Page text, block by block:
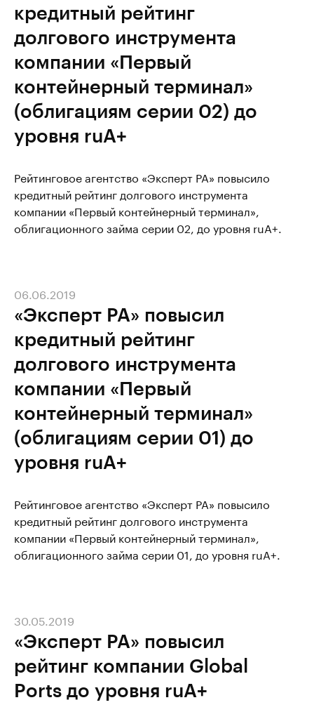
кредитный рейтинг
долгового инструмента
компании «Первый
контейнерный терминал»
(облигациям серии 02) до
уровня ruА+
Рейтинговое агентство «Эксперт РА» повысило
кредитный рейтинг долгового инструмента
компании «Первый контейнерный терминал»,
облигационного займа серии 02, до уровня ruА+.
«Эксперт РА» повысил
кредитный рейтинг
долгового инструмента
компании «Первый
контейнерный терминал»
(облигациям серии 01) до
уровня ruА+
06.06.2019
Рейтинговое агентство «Эксперт РА» повысило
кредитный рейтинг долгового инструмента
компании «Первый контейнерный терминал»,
облигационного займа серии 01, до уровня ruА+.
«Эксперт РА» повысил
рейтинг компании Global
Ports до уровня ruA+
30.05.2019